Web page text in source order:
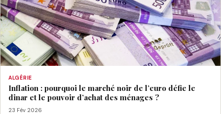
ALGÉRIE
Inflation : pourquoi le marché noir de l’euro défie le
dinar et le pouvoir d’achat des ménages ?
23 Fév 2026